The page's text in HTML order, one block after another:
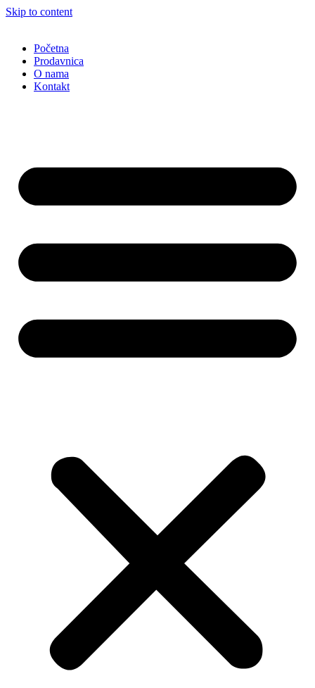
Skip to content
Početna
Prodavnica
O nama
Kontakt